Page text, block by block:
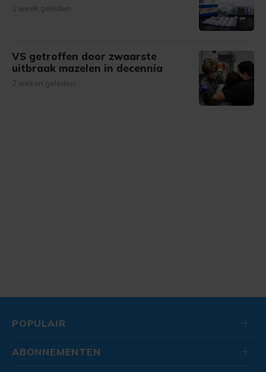
1 week geleden
VS getroffen door zwaarste
uitbraak mazelen in decennia
2 weken geleden
POPULAIR
ABONNEMENTEN